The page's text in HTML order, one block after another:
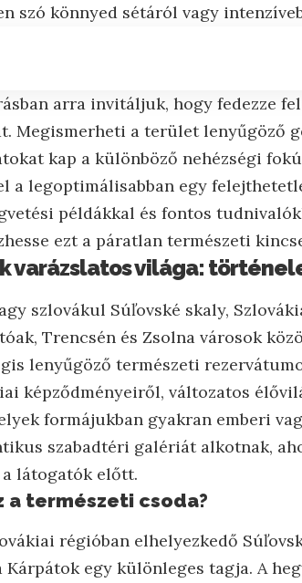
szó könnyed sétáról vagy
arra invitáljuk, hogy fedezze
Megismerheti a terület lenyűgöző
kap a különböző nehézségi
a legoptimálisabban egy
példákkal és fontos
ezt a páratlan természeti
varázslatos világa:
szlovákul Súľovské skaly,
Trencsén és Zsolna városok
lenyűgöző természeti
képződményeiről, változatos
formájukban gyakran emberi
szabadtéri galériát alkotnak,
látogatók előtt.
természeti csoda?
régióban elhelyezkedő
egy különleges tagja. A